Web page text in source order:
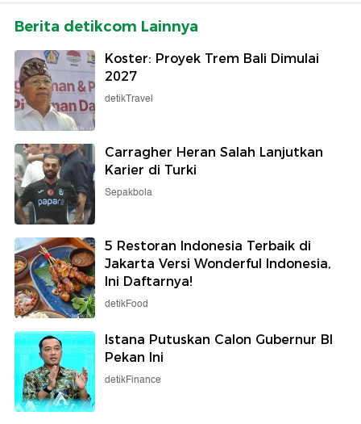
Berita detikcom Lainnya
Koster: Proyek Trem Bali Dimulai
2027
detikTravel
Carragher Heran Salah Lanjutkan
Karier di Turki
Sepakbola
5 Restoran Indonesia Terbaik di
Jakarta Versi Wonderful Indonesia,
Ini Daftarnya!
detikFood
Istana Putuskan Calon Gubernur BI
Pekan Ini
detikFinance